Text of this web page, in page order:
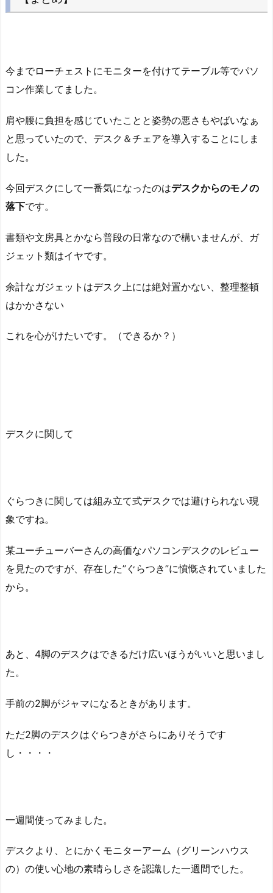
今までローチェストにモニターを付けてテーブル等でパソ
コン作業してました。
肩や腰に負担を感じていたことと姿勢の悪さもやばいなぁ
と思っていたので、デスク＆チェアを導入することにしま
した。
今回デスクにして一番気になったのはデスクからのモノの
落下です。
書類や文房具とかなら普段の日常なので構いませんが、ガ
ジェット類はイヤです。
余計なガジェットはデスク上には絶対置かない、整理整頓
はかかさない
これを心がけたいです。（できるか？）
デスクに関して
ぐらつきに関しては組み立て式デスクでは避けられない現
象ですね。
某ユーチューバーさんの高価なパソコンデスクのレビュー
を見たのですが、存在した”ぐらつき”に憤慨されていました
から。
あと、4脚のデスクはできるだけ広いほうがいいと思いまし
た。
手前の2脚がジャマになるときがあります。
ただ2脚のデスクはぐらつきがさらにありそうです
し・・・・
一週間使ってみました。
デスクより、とにかくモニターアーム（グリーンハウス
の）の使い心地の素晴らしさを認識した一週間でした。